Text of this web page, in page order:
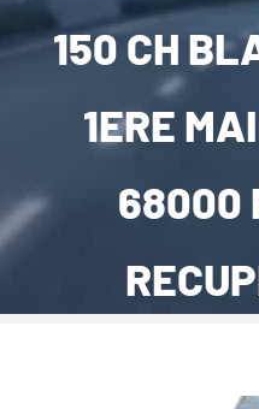
NOS VÉHICULES
ENTRETIEN / MÉCANIQUE
PNEUMATIQUE
150 CH
1ERE
68000